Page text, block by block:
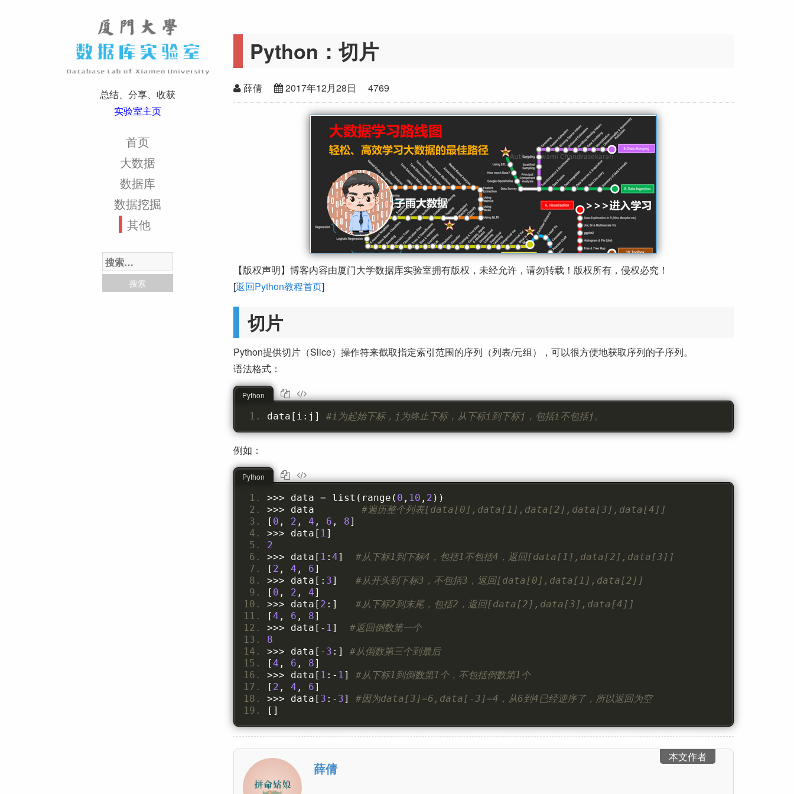
总结、分享、收获
实验室主页
首页
大数据
数据库
数据挖掘
其他
Python：切片
薛倩 2017年12月28日 4769
【版权声明】博客内容由厦门大学数据库实验室拥有版权，未经允许，请勿转载！版权所有，侵权必究！
[返回Python教程首页]
切片
Python提供切片（Slice）操作符来截取指定索引范围的序列（列表/元组），可以很方便地获取序列的子序列。
语法格式：
data [ i : j ] #i为起始下标，j为终止下标，从下标i到下标j，包括i不包括j。
Python
例如：
>>> data = list ( range ( 0 , 10 , 2 ))
>>> data #遍历整个列表[data[0],data[1],data[2],data[3],data[4]]
[ 0 , 2 , 4 , 6 , 8]
>>> data [ 1]
2
>>> data [ 1 : 4]
#从下标1到下标4，包括1不包括4，返回[data[1],data[2],data[3]]
[ 2 , 4 , 6]
>>> data [: 3]
#从开头到下标3，不包括3，返回[data[0],data[1],data[2]]
[ 0 , 2 , 4]
>>> data [ 2 :]
#从下标2到末尾，包括2，返回[data[2],data[3],data[4]]
[4 , 6 , 8]
>>> data [- 1]
#返回倒数第一个
8
>>> data [- 3 :]
#从倒数第三个到最后
[4 , 6 , 8]
>>> data [ 1 :- 1]
#从下标1到倒数第1个，不包括倒数第1个
[ 2 , 4 , 6]
>>> data [ 3 :- 3]
#因为data[3]=6,data[-3]=4，从6到4已经逆序了，所以返回为空
[]
Python
本文作者
薛倩